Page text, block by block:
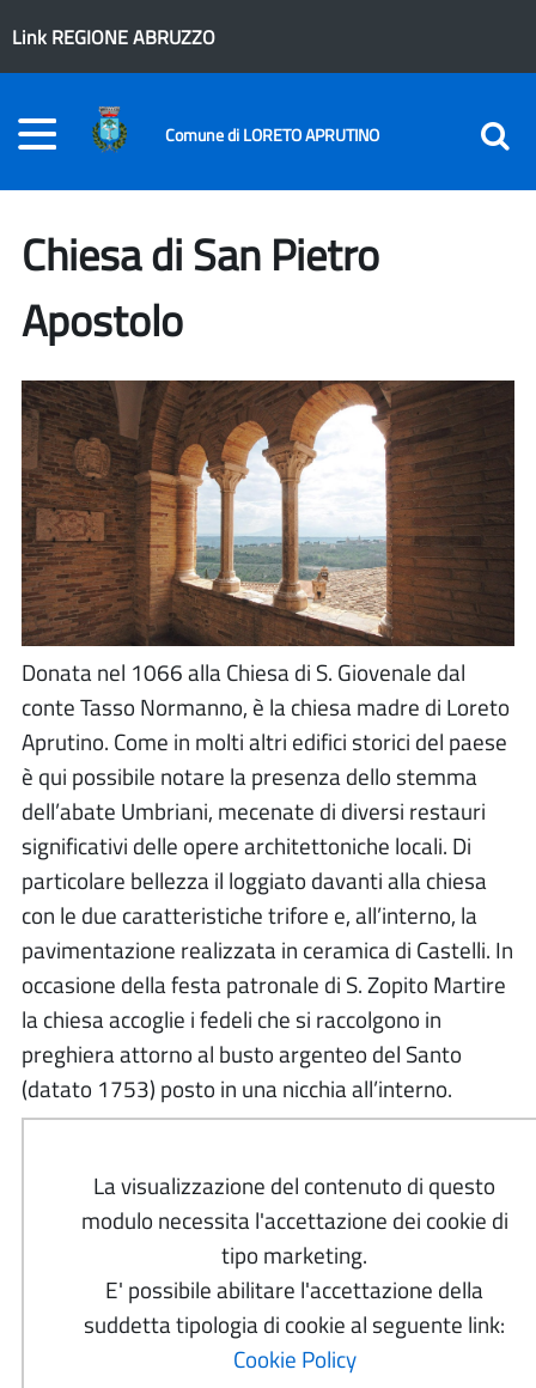
Link REGIONE ABRUZZO
Comune di LORETO APRUTINO
Chiesa di San Pietro
Apostolo
Donata nel 1066 alla Chiesa di S. Giovenale dal
conte Tasso Normanno, è la chiesa madre di Loreto
Aprutino. Come in molti altri edifici storici del paese
è qui possibile notare la presenza dello stemma
dell’abate Umbriani, mecenate di diversi restauri
significativi delle opere architettoniche locali. Di
particolare bellezza il loggiato davanti alla chiesa
con le due caratteristiche trifore e, all’interno, la
pavimentazione realizzata in ceramica di Castelli. In
occasione della festa patronale di S. Zopito Martire
la chiesa accoglie i fedeli che si raccolgono in
preghiera attorno al busto argenteo del Santo
(datato 1753) posto in una nicchia all’interno.
La visualizzazione del contenuto di questo
modulo necessita l'accettazione dei cookie di
tipo marketing.
E' possibile abilitare l'accettazione della
suddetta tipologia di cookie al seguente link:
Cookie Policy